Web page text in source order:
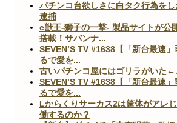
パチンコ台欲しさに白タク行為を
逮捕
e獣王-獅子の一撃- 製品サイトが公
搭載！サバンナ...
SEVEN’S TV #1638【「新台最速
るで愛を...
古いパチンコ屋にはゴリラがいた←
SEVEN’S TV #1638【「新台最速
るで愛を...
Lからくりサーカス2は筐体がアレ
働するのか？